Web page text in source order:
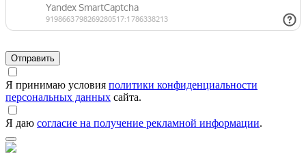
Я принимаю условия политики конфиденциальности
персональных данных сайта.
Я даю согласие на получение рекламной информации.